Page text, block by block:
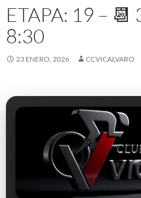
ETAPA: 19 –
8:30
23 ENERO, 2026 CCVICALVARO